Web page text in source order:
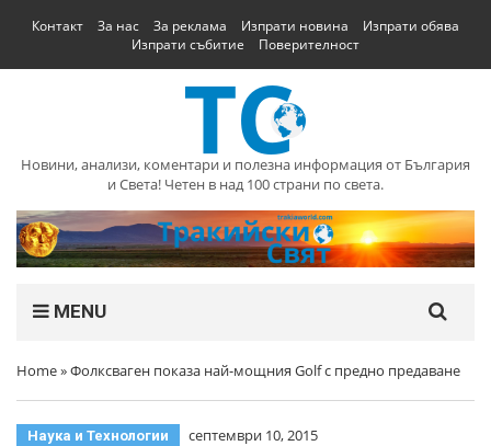
Контакт За нас За реклама Изпрати новина
Изпрати обява
Изпрати събитие
Поверителност
Новини, анализи, коментари и полезна информация от България
и Света! Четен в над 100 страни по света.
MENU
Home»Фолксваген показа най-мощния Golf с предно предаване
Наука и Технологии септември 10, 2015